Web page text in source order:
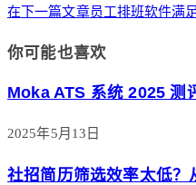
在下一篇文章员工排班软件满
你可能也喜欢
Moka ATS 系统 2025 测
2025年5月13日
社招简历筛选效率太低